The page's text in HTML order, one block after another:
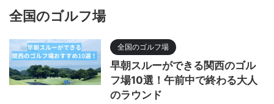
全国のゴルフ場
全国のゴルフ場
早朝スルーができる関西のゴル
フ場10選！午前中で終わる大人
のラウンド